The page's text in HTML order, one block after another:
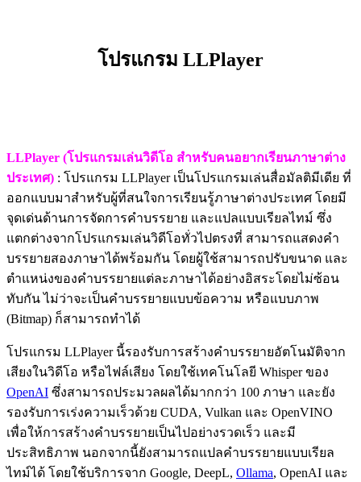
โปรแกรม LLPlayer
LLPlayer (โปรแกรมเล่นวิดีโอ สำหรับคนอยากเรียนภาษาต่าง
ประเทศ) : โปรแกรม LLPlayer เป็นโปรแกรมเล่นสื่อมัลติมีเดีย ที่
ออกแบบมาสำหรับผู้ที่สนใจการเรียนรู้ภาษาต่างประเทศ โดยมี
จุดเด่นด้านการจัดการคำบรรยาย และแปลแบบเรียลไทม์ ซึ่ง
แตกต่างจากโปรแกรมเล่นวิดีโอทั่วไปตรงที่ สามารถแสดงคำ
บรรยายสองภาษาได้พร้อมกัน โดยผู้ใช้สามารถปรับขนาด และ
ตำแหน่งของคำบรรยายแต่ละภาษาได้อย่างอิสระโดยไม่ซ้อน
ทับกัน ไม่ว่าจะเป็นคำบรรยายแบบข้อความ หรือแบบภาพ
(Bitmap) ก็สามารถทำได้
โปรแกรม LLPlayer นี้รองรับการสร้างคำบรรยายอัตโนมัติจาก
เสียงในวิดีโอ หรือไฟล์เสียง โดยใช้เทคโนโลยี Whisper ของ
OpenAI ซึ่งสามารถประมวลผลได้มากกว่า 100 ภาษา และยัง
รองรับการเร่งความเร็วด้วย CUDA, Vulkan และ OpenVINO
เพื่อให้การสร้างคำบรรยายเป็นไปอย่างรวดเร็ว และมี
ประสิทธิภาพ นอกจากนี้ยังสามารถแปลคำบรรยายแบบเรียล
ไทม์ได้ โดยใช้บริการจาก Google, DeepL, Ollama, OpenAI และ